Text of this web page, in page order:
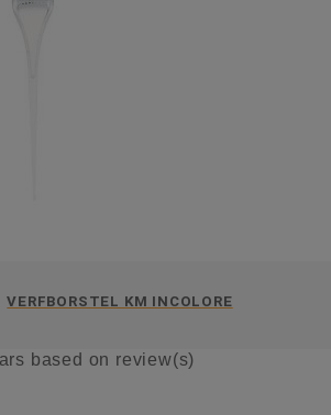
VERFBORSTEL KM INCOLORE
based on review(s)